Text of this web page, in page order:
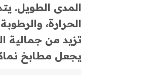
المدى الطويل.
الحرارة،
تزيد من جمالية
يجعل مطابخ